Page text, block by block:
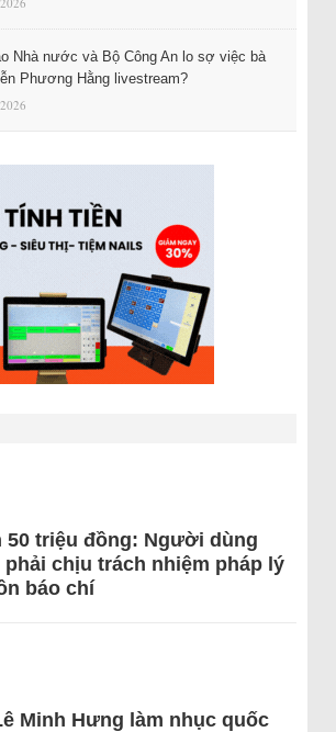
Nhà nước và Bộ Công An lo sợ việc bà
Phương Hằng livestream?
50 triệu đồng: Người dùng
phải chịu trách nhiệm pháp lý
báo chí
Minh Hưng làm nhục quốc